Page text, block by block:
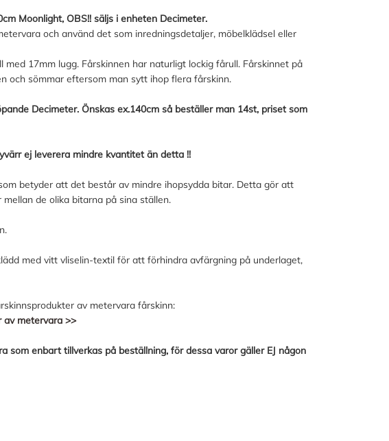
Moonlight, OBS!! säljs i enheten Decimeter.
och använd det som inredningsdetaljer, möbelklädsel eller
17mm lugg. Fårskinnen har naturligt lockig fårull. Fårskinnet på
och sömmar eftersom man sytt ihop flera fårskinn.
Decimeter. Önskas ex.140cm så beställer man 14st, priset som
ej leverera mindre kvantitet än detta !!
betyder att det består av mindre ihopsydda bitar. Detta gör att
de olika bitarna på sina ställen.
med vitt vliselin-textil för att förhindra avfärgning på underlaget,
av metervara fårskinn:
av metervara >>
som enbart tillverkas på beställning, för dessa varor gäller EJ någon